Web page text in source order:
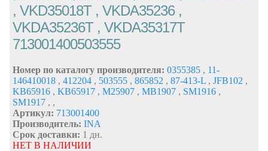
, VKD35018T , VKDA35236 ,
VKDA35236T , VKDA35317T
713001400503555
Номер по каталогу производителя: 0355385 , 11-
146410018 , 412204 , 503555 , 865852 , 87-413-L , JFB102 ,
KB65916 , KB65917 , M25907 , MB1907 , SM1916 ,
SM1917 , ,
Артикул: 713001400
Производитель: INA
Срок доставки: 1 дн.
НЕТ В НАЛИЧИИ